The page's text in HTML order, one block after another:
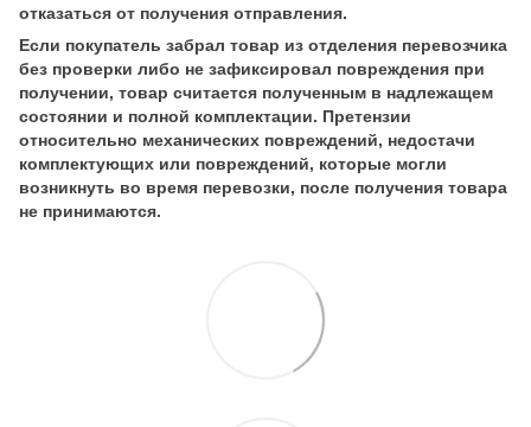
отказаться от получения отправления.
Если покупатель забрал товар из отделения перевозчика
без проверки либо не зафиксировал повреждения при
получении, товар считается полученным в надлежащем
состоянии и полной комплектации. Претензии
относительно механических повреждений, недостачи
комплектующих или повреждений, которые могли
возникнуть во время перевозки, после получения товара
не принимаются.